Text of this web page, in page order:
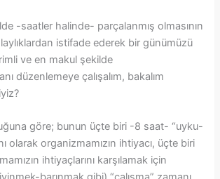
-saatler halinde- parçalanmış olmasının
istifade ederek bir günümüzü
ve en makul şekilde
düzenlemeye çalışalım, bakalım
göre; bunun üçte biri -8 saat- “uyku-
olarak organizmamızın ihtiyacı, üçte biri
ihtiyaçlarını karşılamak için